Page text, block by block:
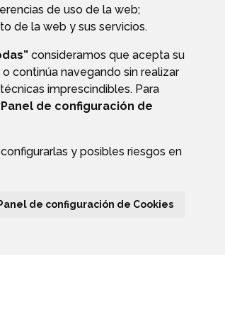
de uso de la web;
de la web y sus servicios.
consideramos que acepta su
o continúa navegando sin realizar
imprescindibles. Para
de configuración de
y posibles riesgos en
Panel de configuración de Cookies
TRANSPARENCIA
POLÍTICA DE COOKIES